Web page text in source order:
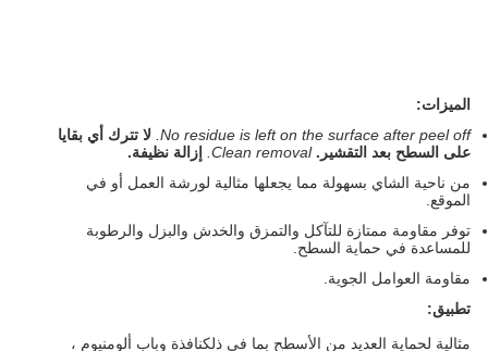
الميزات:
No residue is left on the surface after peel off.
لا تترك أي بقايا
على السطح بعد التقشير. Clean removal.
إزالة نظيفة.
من ناحية الشاي بسهولة مما يجعلها مثالية لورشة العمل أو في
الموقع.
توفر مقاومة ممتازة للتآكل والتمزق والخدش والبزل والرطوبة
للمساعدة في حماية السطح.
مقاومة العوامل الجوية.
تطبيق:
مثالية لحماية العديد من الأسطح بما في ذلكنافذة وباب ألومنيوم ،